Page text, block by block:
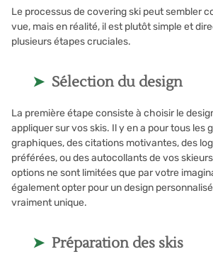
Le processus de covering ski peut sembler
vue, mais en réalité, il est plutôt simple et
plusieurs étapes cruciales.
Sélection du design
La première étape consiste à choisir le
appliquer sur vos skis. Il y en a pour tous les
graphiques, des citations motivantes, des
préférées, ou des autocollants de vos
options ne sont limitées que par votre
également opter pour un design
vraiment unique.
Préparation des skis